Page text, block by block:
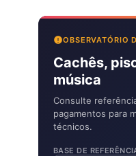
OBSERVATÓRIO
Cachês,
música
Consulte
pagamentos para
técnicos.
BASE DE